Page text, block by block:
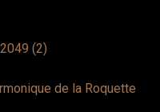
(2)
de la Roquette